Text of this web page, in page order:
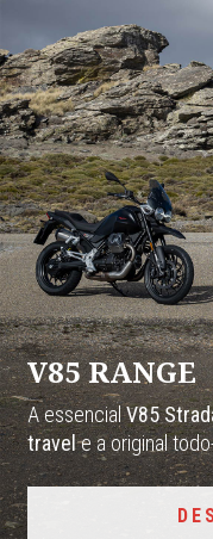
V85 RANGE
A essencialV85
travele a original